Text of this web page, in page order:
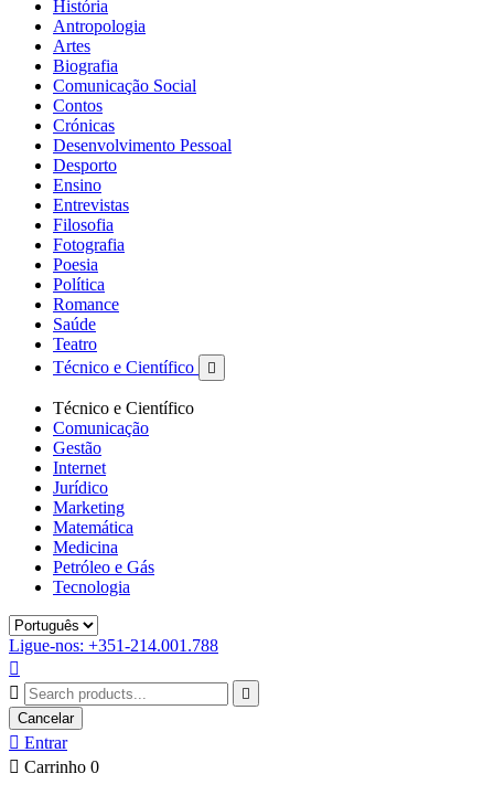
História
Antropologia
Artes
Biografia
Comunicação Social
Contos
Crónicas
Desenvolvimento Pessoal
Desporto
Ensino
Entrevistas
Filosofia
Fotografia
Poesia
Política
Romance
Saúde
Teatro
Técnico e Científico

Técnico e Científico
Comunicação
Gestão
Internet
Jurídico
Marketing
Matemática
Medicina
Petróleo e Gás
Tecnologia
Ligue-nos: +351-214.001.788



Cancelar
 Entrar
 Carrinho 0